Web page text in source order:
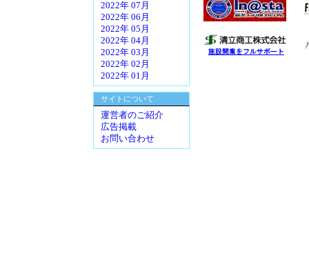
2022年 07月
2022年 06月
2022年 05月
2022年 04月
2022年 03月
2022年 02月
2022年 01月
サイトについて
運営者のご紹介
広告掲載
お問い合わせ